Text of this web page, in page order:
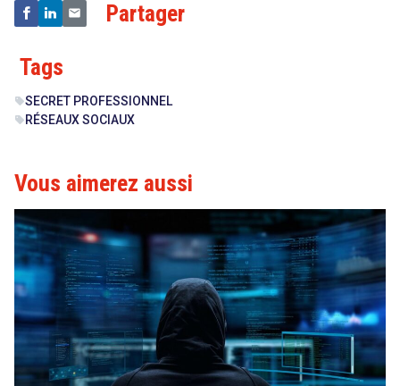
Partager
Tags
sellSECRET PROFESSIONNEL
sell RÉSEAUX SOCIAUX
Vous aimerez aussi